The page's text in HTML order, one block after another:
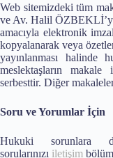
Web sitemizdeki tüm
ve Av. Halil
amacıyla elektronik
kopyalanarak veya
yayınlanması halinde
meslektaşların
serbesttir. Diğer
Soru ve Yorumlar İçin
Hukuki
sorularınızı iletişim